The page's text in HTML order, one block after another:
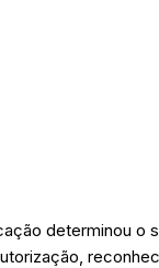
determinou o